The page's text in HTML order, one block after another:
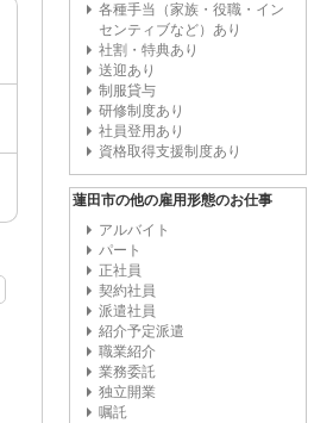
各種手当（家族・役職・イン
センティブなど）あり
社割・特典あり
送迎あり
制服貸与
研修制度あり
社員登用あり
資格取得支援制度あり
蓮田市の他の雇用形態のお仕事
アルバイト
パート
正社員
契約社員
派遣社員
紹介予定派遣
職業紹介
業務委託
独立開業
嘱託